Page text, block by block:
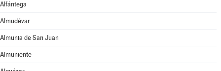
Alfántega
Almudévar
Almunia de San Juan
Almuniente